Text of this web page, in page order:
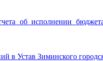
об исполнении
в Устав Зиминского